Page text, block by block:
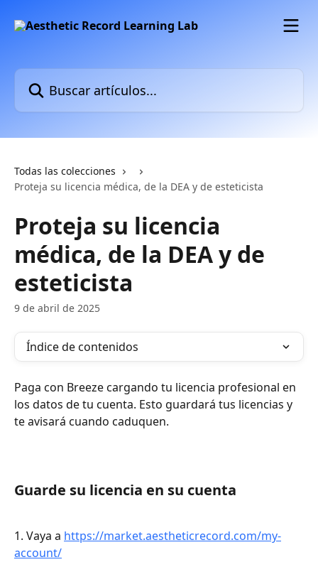
Buscar artículos...
Todas las colecciones
Proteja su licencia médica, de la DEA y de esteticista
Proteja su licencia
médica, de la DEA y de
esteticista
9 de abril de 2025
Índice de contenidos
Paga con Breeze cargando tu licencia profesional en
los datos de tu cuenta. Esto guardará tus licencias y
te avisará cuando caduquen.
Guarde su licencia en su cuenta
1. Vaya a https://market.aestheticrecord.com/my-
account/